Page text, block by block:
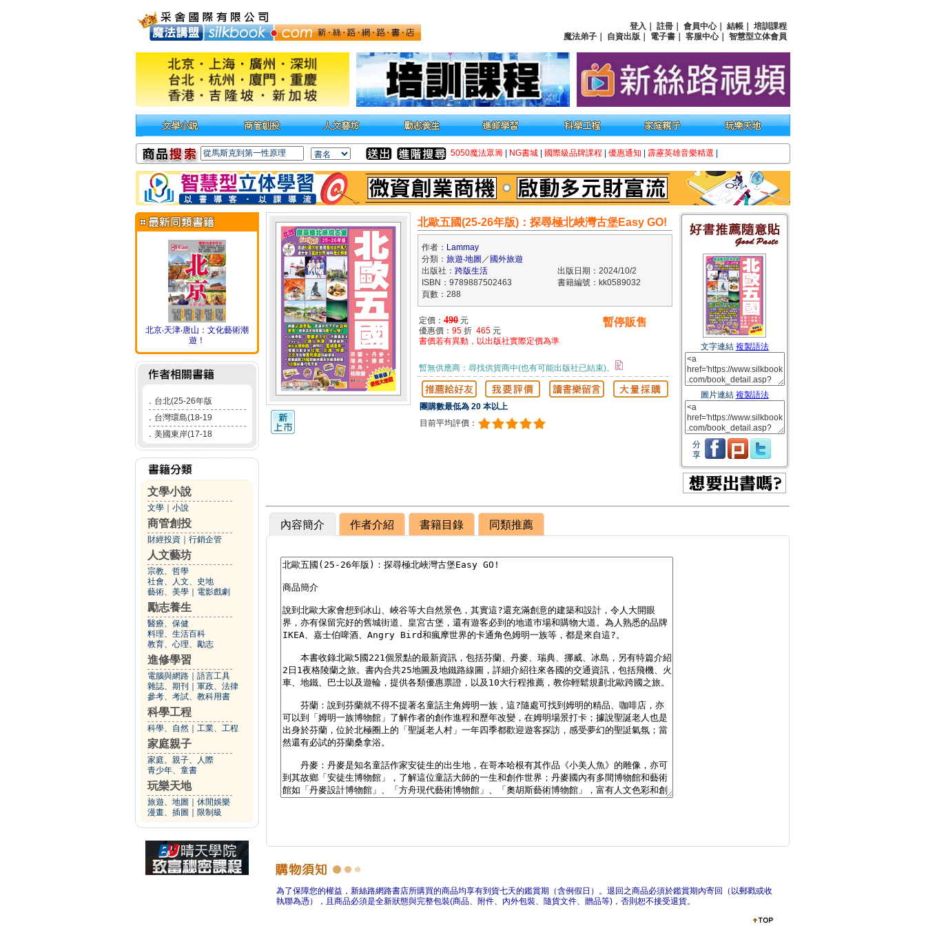
登入 註冊 會員中心｜ 結帳
培訓課程
魔法弟子
自資出版 電子書 客服中心｜ 智慧型立体會員
5050魔法眾籌 NG書城 國際級品牌課程 優惠通知 霹靂英雄音樂精選
北京‧天津‧唐山：文化藝術潮
遊！
． 台北(25-26年版
． 台灣環島(18-19
． 美國東岸(17-18
文學小說
文學 小說
商管創投
財經投資 行銷企管
人文藝坊
宗教、哲學
社會、人文、史地
藝術、美學
電影戲劇
勵志養生
醫療、保健
料理、生活百科
教育、心理、勵志
進修學習
電腦與網路
語言工具
雜誌、期刊
軍政、法律
參考、考試、教科用書
科學工程
科學、自然 工業、工程
家庭親子
家庭、親子、人際
青少年、童書
玩樂天地
旅遊、地圖
休閒娛樂
漫畫、插圖
限制級
北歐五國(25-26年版)：探尋極北峽灣古堡Easy GO!
作者： Lammay
分類： 旅遊‧地圖 ／ 國外旅遊
出版社： 跨版生活
出版日期：2024/10/2
ISBN：9789887502463
書籍編號：kk0589032
頁數：288
定價： 490 元
優惠價： 95 折 465 元
書價若有異動，以出版社實際定價為準
暫停販售
暫無供應商：尋找供貨商中(也有可能出版社已結束)。
團購數最低為 20 本以上
目前平均評價：
文字連結 複製語法
圖片連結 複製語法
分
享
內容簡介 作者介紹 書籍目錄 同類推薦
為了保障您的權益，新絲路網路書店所購買的商品均享有到貨七天的鑑賞期（含例假日）。退回之商品必須於鑑賞期內寄回（以郵戳或收
執聯為憑），且商品必須是全新狀態與完整包裝(商品、附件、內外包裝、隨貨文件、贈品等)，否則恕不接受退貨。